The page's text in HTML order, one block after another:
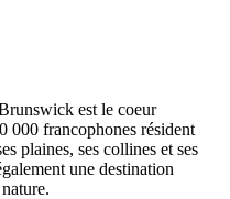
est le coeur
000 francophones résident
plaines, ses collines et ses
une destination